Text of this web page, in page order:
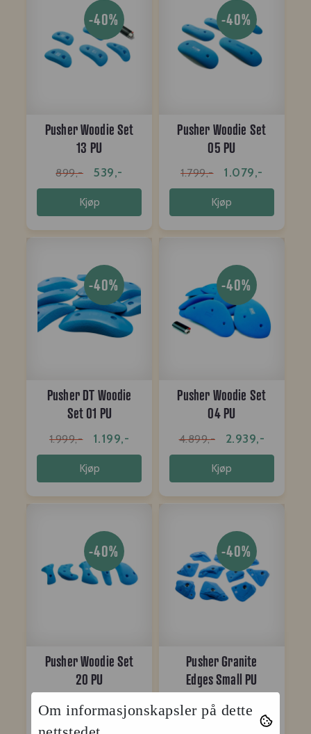
-40%
Pusher Woodie Set
13 PU
899,- 539,-
Kjøp
-40%
Pusher Woodie Set
05 PU
1.799,- 1.079,-
Kjøp
-40%
Pusher DT Woodie
Set 01 PU
1.999,- 1.199,-
Kjøp
-40%
Pusher Woodie Set
04 PU
4.899,- 2.939,-
Kjøp
-40%
Pusher Woodie Set
20 PU
1.599,- 959,-
-40%
Pusher Granite
Edges Small PU
3.199,- 1.919,-
Om informasjonskapsler på dette